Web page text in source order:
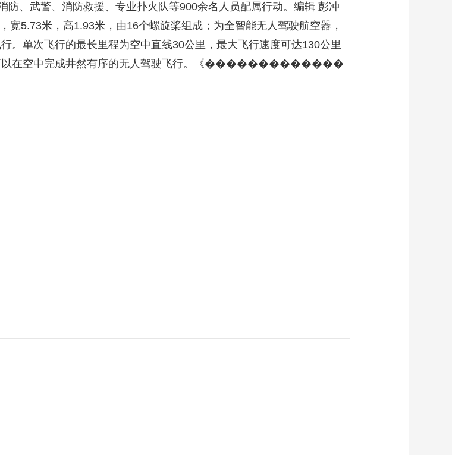
防、武警、消防救援、专业扑火队等900余名人员配属行动。编辑 彭冲
5.73米，高1.93米，由16个螺旋桨组成；为全智能无人驾驶航空器，
。单次飞行的最长里程为空中直线30公里，最大飞行速度可达130公里
可以在空中完成井然有序的无人驾驶飞行。《�������������